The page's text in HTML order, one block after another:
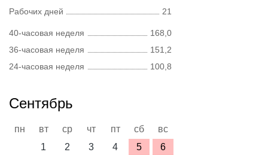
Рабочих дней
21
40-часовая неделя
168,0
36-часовая неделя
151,2
24-часовая неделя
100,8
Сентябрь
пн вт ср чт пт сб
вс
1
2 3 4 5
6